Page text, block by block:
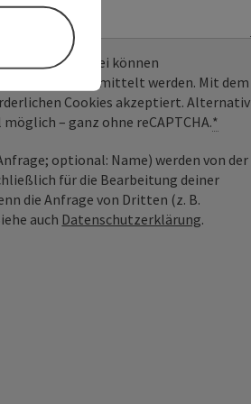
Dabei können
an Google übermittelt werden. Mit dem
Cookies akzeptiert. Alternativ
– ganz ohne reCAPTCHA.*
optional: Name) werden von der
für die Bearbeitung deiner
die Anfrage von Dritten (z. B.
auch Datenschutzerklärung.